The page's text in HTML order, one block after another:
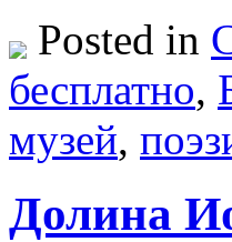
Posted in
бесплатно,
музей,
Долина